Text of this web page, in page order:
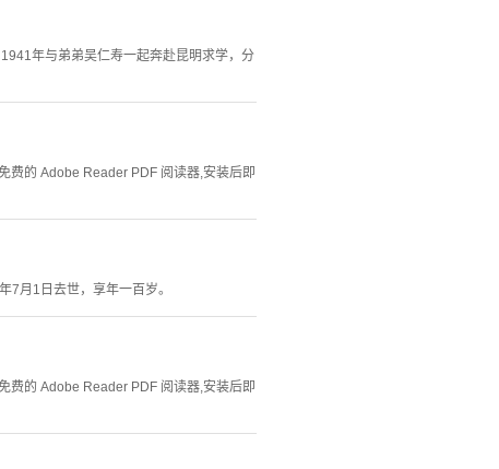
年与弟弟吴仁寿一起奔赴昆明求学，分
费的 Adobe Reader PDF 阅读器,安装后即
月1日去世，享年一百岁。
费的 Adobe Reader PDF 阅读器,安装后即